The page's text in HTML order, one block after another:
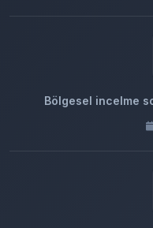
Bölgesel incelme